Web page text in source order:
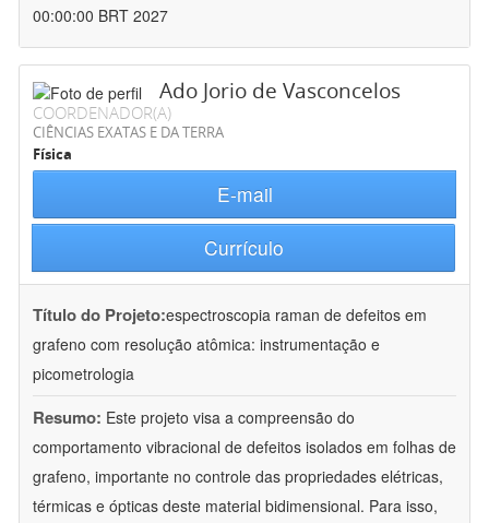
00:00:00 BRT 2027
Ado Jorio de Vasconcelos
COORDENADOR(A)
CIÊNCIAS EXATAS E DA TERRA
Física
E-mail
Currículo
Título do Projeto:espectroscopia raman de defeitos em
grafeno com resolução atômica: instrumentação e
picometrologia
Resumo: Este projeto visa a compreensão do
comportamento vibracional de defeitos isolados em folhas de
grafeno, importante no controle das propriedades elétricas,
térmicas e ópticas deste material bidimensional. Para isso,